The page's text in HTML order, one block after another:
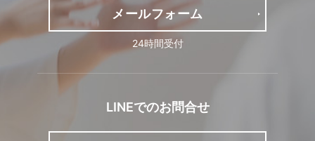
メールフォーム
24時間受付
LINEでのお問合せ